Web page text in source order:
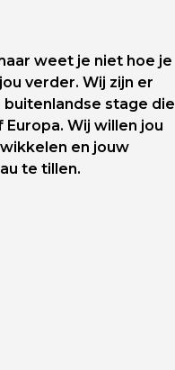
weet je niet hoe je
verder. Wij zijn er
stage die
Wij willen jou
en jouw
te tillen.